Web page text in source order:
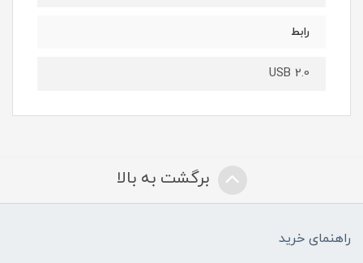
رابط
USB 2.0
برگشت به بالا
راهنمای خرید